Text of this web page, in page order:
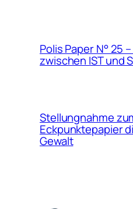
Polis Paper N° 25
zwischen IST und
Stellungnahme
Eckpunktepapier
Gewalt